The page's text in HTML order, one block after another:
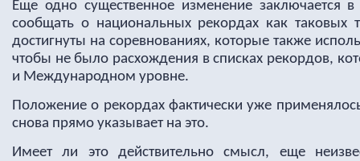
Еще одно существенное изменение заключается
сообщать о национальных рекордах как таковых
достигнуты на соревнованиях, которые также
чтобы не было расхождения в списках рекордов,
и Международном уровне.
Положение о рекордах фактически уже
снова прямо указывает на это.
Имеет ли это действительно смысл, еще